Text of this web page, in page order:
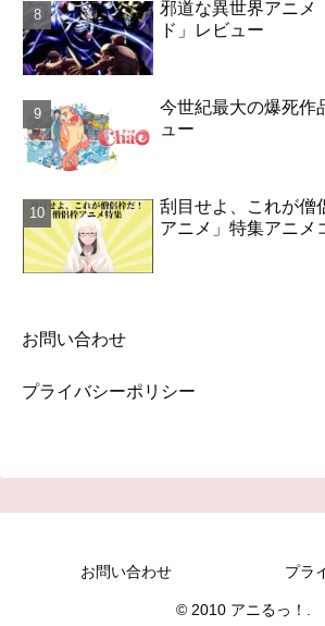
邪道な異世界アニメ
ド」レビュー
今世紀最大の爆死作
ュー
刮目せよ、これが僧
アニメ」特集アニメ
お問い合わせ
プライバシーポリシー
お問い合わせ プラ
© 2010 アニるっ！.